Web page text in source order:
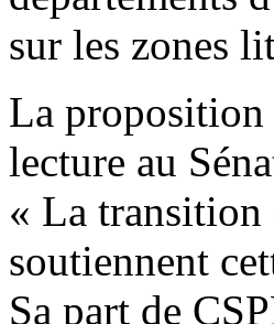
sur les zones
La proposition
lecture au
« La transition
soutiennent
Sa part de